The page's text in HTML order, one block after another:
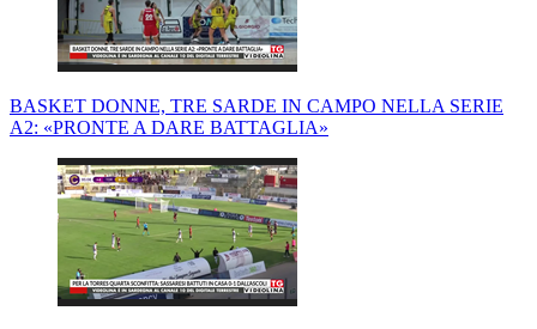
BASKET DONNE, TRE SARDE IN CAMPO NELLA SERIE
A2: «PRONTE A DARE BATTAGLIA»